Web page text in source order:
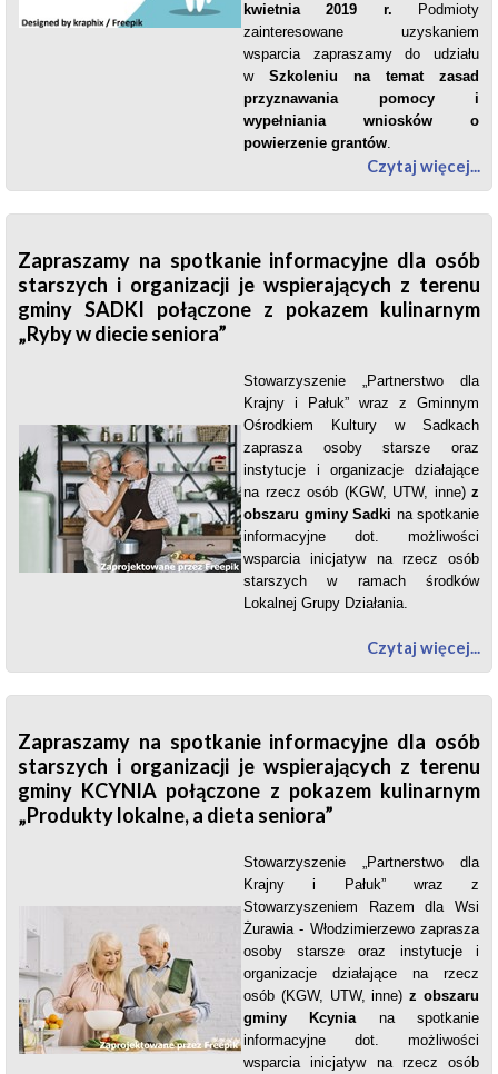
kwietnia 2019 r.
Podmioty
zainteresowane uzyskaniem
wsparcia zapraszamy do udziału
w Szkoleniu na temat zasad
przyznawania pomocy i
wypełniania wniosków o
powierzenie grantów.
Czytaj więcej...
Zapraszamy na spotkanie informacyjne dla osób
starszych i organizacji je wspierających z terenu
gminy SADKI połączone z pokazem kulinarnym
„Ryby w diecie seniora”
Stowarzyszenie „Partnerstwo dla
Krajny i Pałuk” wraz z Gminnym
Ośrodkiem Kultury w Sadkach
zaprasza osoby starsze oraz
instytucje i organizacje działające
na rzecz osób (KGW, UTW, inne) z
obszaru gminy Sadki na spotkanie
informacyjne dot. możliwości
wsparcia inicjatyw na rzecz osób
starszych w ramach środków
Lokalnej Grupy Działania.
Czytaj więcej...
Zapraszamy na spotkanie informacyjne dla osób
starszych i organizacji je wspierających z terenu
gminy KCYNIA połączone z pokazem kulinarnym
„Produkty lokalne, a dieta seniora”
Stowarzyszenie „Partnerstwo dla
Krajny i Pałuk” wraz z
Stowarzyszeniem Razem dla Wsi
Żurawia - Włodzimierzewo zaprasza
osoby starsze oraz instytucje i
organizacje działające na rzecz
osób (KGW, UTW, inne)z obszaru
gminy Kcyniana spotkanie
informacyjne dot. możliwości
wsparcia inicjatyw na rzecz osób